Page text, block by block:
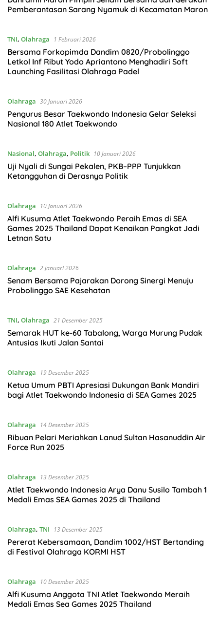
Pemberantasan Sarang Nyamuk di Kecamatan Maron
TNI, Olahraga 1 Februari 2026
Bersama Forkopimda Dandim 0820/Probolinggo
Letkol Inf Ribut Yodo Apriantono Menghadiri Soft
Launching Fasilitasi Olahraga Padel
Olahraga 30 Januari 2026
Pengurus Besar Taekwondo Indonesia Gelar Seleksi
Nasional 180 Atlet Taekwondo
Nasional, Olahraga, Politik 10 Januari 2026
Uji Nyali di Sungai Pekalen, PKB–PPP Tunjukkan
Ketangguhan di Derasnya Politik
Olahraga 10 Januari 2026
Alfi Kusuma Atlet Taekwondo Peraih Emas di SEA
Games 2025 Thailand Dapat Kenaikan Pangkat Jadi
Letnan Satu
Olahraga 2 Januari 2026
Senam Bersama Pajarakan Dorong Sinergi Menuju
Probolinggo SAE Kesehatan
TNI, Olahraga 21 Desember 2025
Semarak HUT ke-60 Tabalong, Warga Murung Pudak
Antusias Ikuti Jalan Santai
Olahraga 19 Desember 2025
Ketua Umum PBTI Apresiasi Dukungan Bank Mandiri
bagi Atlet Taekwondo Indonesia di SEA Games 2025
Olahraga 14 Desember 2025
Ribuan Pelari Meriahkan Lanud Sultan Hasanuddin Air
Force Run 2025
Olahraga 13 Desember 2025
Atlet Taekwondo Indonesia Arya Danu Susilo Tambah 1
Medali Emas SEA Games 2025 di Thailand
Olahraga, TNI 13 Desember 2025
Pererat Kebersamaan, Dandim 1002/HST Bertanding
di Festival Olahraga KORMI HST
Olahraga 10 Desember 2025
Alfi Kusuma Anggota TNI Atlet Taekwondo Meraih
Medali Emas Sea Games 2025 Thailand